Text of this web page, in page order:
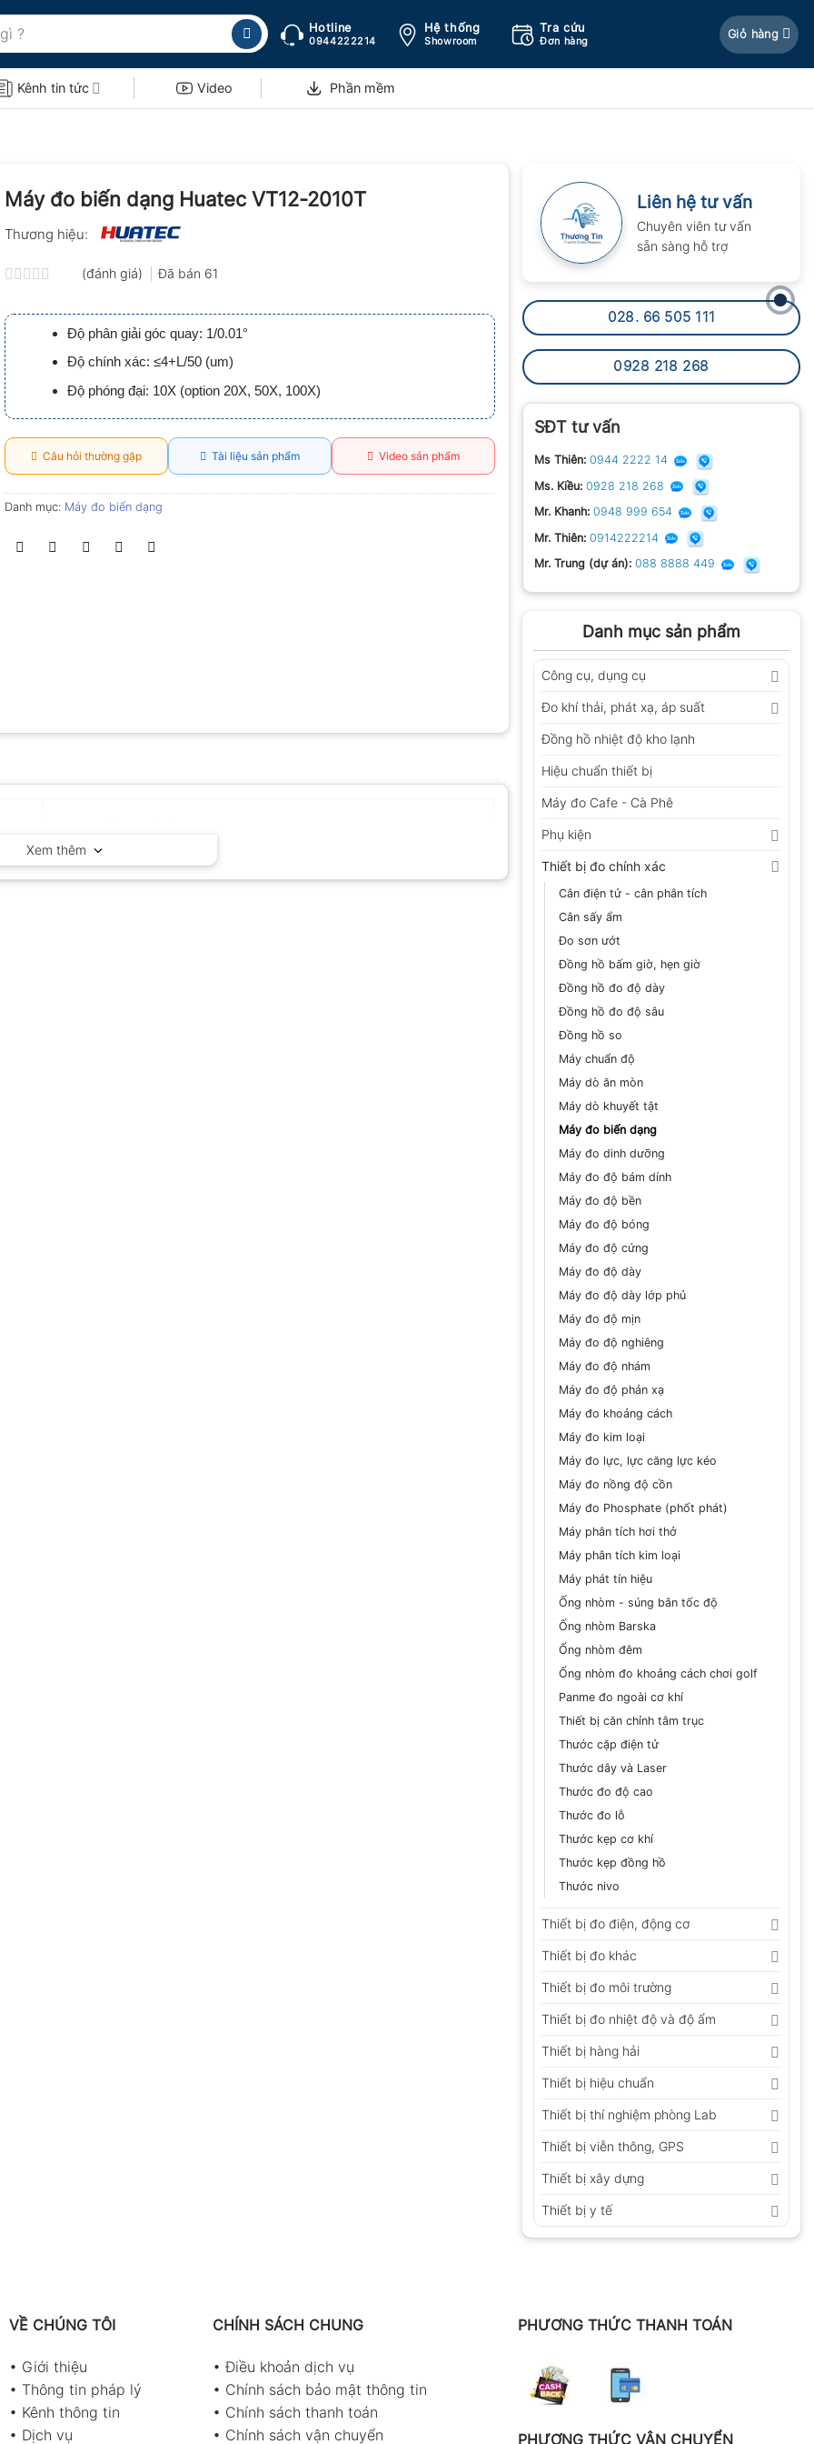
Hotline
0944222214
Hệ thống
Showroom
Tra cứu
Đơn hàng
Giỏ hàng
Kênh tin tức Video Phần mềm
Liên hệ tư vấn
Chuyên viên tư vấn
sẵn sàng hỗ trợ
028. 66 505 111
0928 218 268
SĐT tư vấn
Ms Thiên: 0944 2222 14
Ms. Kiều: 0928 218 268
Mr. Khanh: 0948 999 654
Mr. Thiên: 0914222214
Mr. Trung (dự án): 088 8888 449
Danh mục sản phẩm
Công cụ, dụng cụ
Đo khí thải, phát xạ, áp suất
Đồng hồ nhiệt độ kho lạnh
Hiệu chuẩn thiết bị
Máy đo Cafe - Cà Phê
Phụ kiện
Thiết bị đo chính xác
Cân điện tử - cân phân tích
Cân sấy ẩm
Đo sơn ướt
Đồng hồ bấm giờ, hẹn giờ
Đồng hồ đo độ dày
Đồng hồ đo độ sâu
Đồng hồ so
Máy chuẩn độ
Máy dò ăn mòn
Máy dò khuyết tật
Máy đo biến dạng
Máy đo dinh dưỡng
Máy đo độ bám dính
Máy đo độ bền
Máy đo độ bóng
Máy đo độ cứng
Máy đo độ dày
Máy đo độ dày lớp phủ
Máy đo độ mịn
Máy đo độ nghiêng
Máy đo độ nhám
Máy đo độ phản xạ
Máy đo khoảng cách
Máy đo kim loại
Máy đo lực, lực căng lực kéo
Máy đo nồng độ cồn
Máy đo Phosphate (phốt phát)
Máy phân tích hơi thở
Máy phân tích kim loại
Máy phát tín hiệu
Ống nhòm - súng bắn tốc độ
Ống nhòm Barska
Ống nhòm đêm
Ống nhòm đo khoảng cách chơi golf
Panme đo ngoài cơ khí
Thiết bị căn chỉnh tâm trục
Thước cặp điện tử
Thước dây và Laser
Thước đo độ cao
Thước đo lỗ
Thước kẹp cơ khí
Thước kẹp đồng hồ
Thước nivo
Thiết bị đo điện, động cơ
Thiết bị đo khác
Thiết bị đo môi trường
Thiết bị đo nhiệt độ và độ ẩm
Thiết bị hàng hải
Thiết bị hiệu chuẩn
Thiết bị thí nghiệm phòng Lab
Thiết bị viễn thông, GPS
Thiết bị xây dựng
Thiết bị y tế
Máy đo biến dạng Huatec VT12-2010T
Thương hiệu:
xếp
hạng
0.0
5
sao
(đánh giá) Đã bán 61
Độ phân giải góc quay: 1/0.01°
Độ chính xác: ≤4+L/50 (um)
Độ phóng đại: 10X (option 20X, 50X, 100X)
Câu hỏi thường gặp Tài liệu sản phẩm Video sản phẩm
Danh mục: Máy đo biến dạng
Xem thêm
VỀ CHÚNG TÔI
• Giới thiệu
• Thông tin pháp lý
• Kênh thông tin
• Dịch vụ
CHÍNH SÁCH CHUNG
•Điều khoản dịch vụ
• Chính sách bảo mật thông tin
• Chính sách thanh toán
• Chính sách vận chuyển
PHƯƠNG THỨC THANH TOÁN
PHƯƠNG THỨC VẬN CHUYỂN